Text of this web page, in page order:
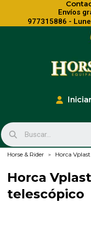
Envíos
977315886 -
Horse & Rider Horca
Horca
telescópico